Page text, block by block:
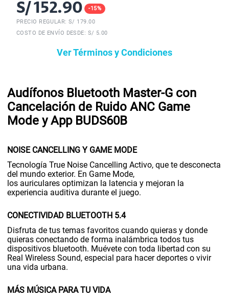
S/152.90 -15%
PRECIO REGULAR: S/ 179.00
COSTO DE ENVÍO DESDE: S/ 5.00
Ver Términos y Condiciones
Audífonos Bluetooth Master-G con
Cancelación de Ruido ANC Game
Mode y App BUDS60B
NOISE CANCELLING Y GAME MODE
Tecnología True Noise Cancelling Activo, que te desconecta
del mundo exterior. En Game Mode,
los auriculares optimizan la latencia y mejoran la
experiencia auditiva durante el juego.
CONECTIVIDAD BLUETOOTH 5.4
Disfruta de tus temas favoritos cuando quieras y donde
quieras conectando de forma inalámbrica todos tus
dispositivos bluetooth. Muévete con toda libertad con su
Real Wireless Sound, especial para hacer deportes o vivir
una vida urbana.
MÁS MÚSICA PARA TU VIDA